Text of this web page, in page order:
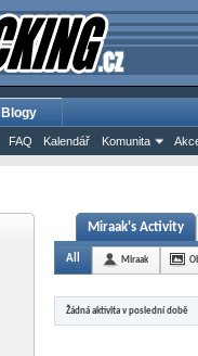
FAQ Kalendář Komunita
Blogy
Miraak's Activity
All Miraak
Žádná aktivita v poslední době